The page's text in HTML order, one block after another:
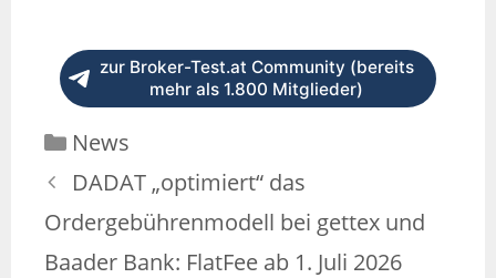
zur Broker-Test.at Community (bereits
mehr als 1.800 Mitglieder)
News
DADAT „optimiert“ das
Ordergebührenmodell bei gettex und
Baader Bank: FlatFee ab 1. Juli 2026